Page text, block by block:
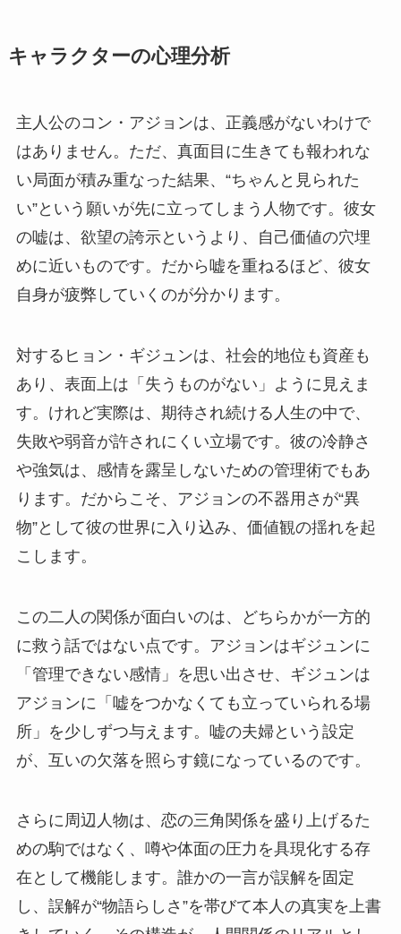
キャラクターの心理分析
主人公のコン・アジョンは、正義感がないわけで
はありません。ただ、真面目に生きても報われな
い局面が積み重なった結果、“ちゃんと見られた
い”という願いが先に立ってしまう人物です。彼女
の嘘は、欲望の誇示というより、自己価値の穴埋
めに近いものです。だから嘘を重ねるほど、彼女
自身が疲弊していくのが分かります。
対するヒョン・ギジュンは、社会的地位も資産も
あり、表面上は「失うものがない」ように見えま
す。けれど実際は、期待され続ける人生の中で、
失敗や弱音が許されにくい立場です。彼の冷静さ
や強気は、感情を露呈しないための管理術でもあ
ります。だからこそ、アジョンの不器用さが“異
物”として彼の世界に入り込み、価値観の揺れを起
こします。
この二人の関係が面白いのは、どちらかが一方的
に救う話ではない点です。アジョンはギジュンに
「管理できない感情」を思い出させ、ギジュンは
アジョンに「嘘をつかなくても立っていられる場
所」を少しずつ与えます。嘘の夫婦という設定
が、互いの欠落を照らす鏡になっているのです。
さらに周辺人物は、恋の三角関係を盛り上げるた
めの駒ではなく、噂や体面の圧力を具現化する存
在として機能します。誰かの一言が誤解を固定
し、誤解が“物語らしさ”を帯びて本人の真実を上書